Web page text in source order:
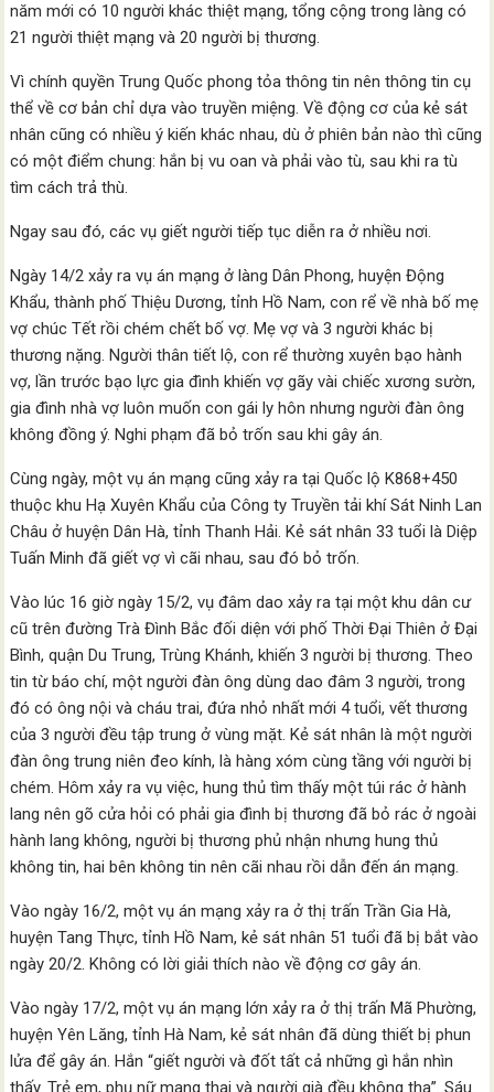
năm mới có 10 người khác thiệt mạng, tổng cộng trong làng có
21 người thiệt mạng và 20 người bị thương.
Vì chính quyền Trung Quốc phong tỏa thông tin nên thông tin cụ
thể về cơ bản chỉ dựa vào truyền miệng. Về động cơ của kẻ sát
nhân cũng có nhiều ý kiến ​​​​khác nhau, dù ở phiên bản nào thì cũng
có một điểm chung: hắn bị vu oan và phải vào tù, sau khi ra tù
tìm cách trả thù.
Ngay sau đó, các vụ giết người tiếp tục diễn ra ở nhiều nơi.
Ngày 14/2 xảy ra vụ án mạng ở làng Dân Phong, huyện Động
Khẩu, thành phố Thiệu Dương, tỉnh Hồ Nam, con rể về nhà bố mẹ
vợ chúc Tết rồi chém chết bố vợ. Mẹ vợ và 3 người khác bị
thương nặng. Người thân tiết lộ, con rể thường xuyên bạo hành
vợ, lần trước bạo lực gia đình khiến vợ gãy vài chiếc xương sườn,
gia đình nhà vợ luôn muốn con gái ly hôn nhưng người đàn ông
không đồng ý. Nghi phạm đã bỏ trốn sau khi gây án.
Cùng ngày, một vụ án mạng cũng xảy ra tại Quốc lộ K868+450
thuộc khu Hạ Xuyên Khẩu của Công ty Truyền tải khí Sát Ninh Lan
Châu ở huyện Dân Hà, tỉnh Thanh Hải. Kẻ sát nhân 33 tuổi là Diệp
Tuấn Minh đã giết vợ vì cãi nhau, sau đó bỏ trốn.
Vào lúc 16 giờ ngày 15/2, vụ đâm dao xảy ra tại một khu dân cư
cũ trên đường Trà Đình Bắc đối diện với phố Thời Đại Thiên ở Đại
Bình, quận Du Trung, Trùng Khánh, khiến 3 người bị thương. Theo
tin từ báo chí, một người đàn ông dùng dao đâm 3 người, trong
đó có ông nội và cháu trai, đứa nhỏ nhất mới 4 tuổi, vết thương
của 3 người đều tập trung ở vùng mặt. Kẻ sát nhân là một người
đàn ông trung niên đeo kính, là hàng xóm cùng tầng với người bị
chém. Hôm xảy ra vụ việc, hung thủ tìm thấy một túi rác ở hành
lang nên gõ cửa hỏi có phải gia đình bị thương đã bỏ rác ở ngoài
hành lang không, người bị thương phủ nhận nhưng hung thủ
không tin, hai bên không tin nên cãi nhau rồi dẫn đến án mạng.
Vào ngày 16/2, một vụ án mạng xảy ra ở thị trấn Trần Gia Hà,
huyện Tang Thực, tỉnh Hồ Nam, kẻ sát nhân 51 tuổi đã bị bắt vào
ngày 20/2. Không có lời giải thích nào về động cơ gây án.
Vào ngày 17/2, một vụ án mạng lớn xảy ra ở thị trấn Mã Phường,
huyện Yên Lăng, tỉnh Hà Nam, kẻ sát nhân đã dùng thiết bị phun
lửa để gây án. Hắn “giết người và đốt tất cả những gì hắn nhìn
thấy. Trẻ em, phụ nữ mang thai và người già đều không tha”. Sáu